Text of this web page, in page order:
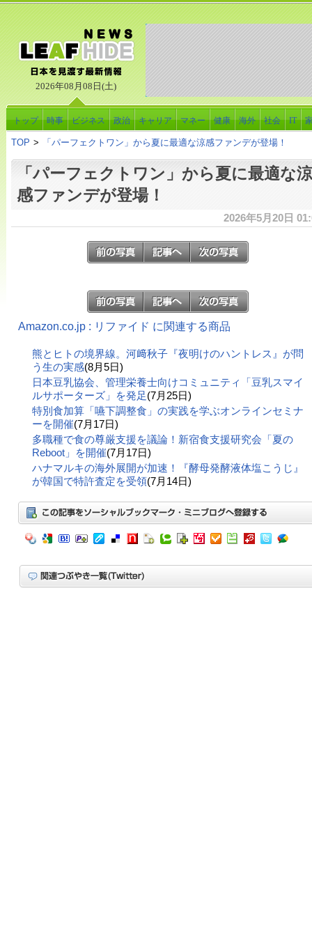
2026年08月08日(土)
トップ 時事 ビジネス 政治 キャリア マネー 健康 海外 社会 IT
TOP > 「パーフェクトワン」から夏に最適な涼感ファンデが登場！
「パーフェクトワン」から夏に最適な涼
感ファンデが登場！
2026年5月20日
Amazon.co.jp : リファイド に関連する商品
熊とヒトの境界線。河﨑秋子『夜明けのハントレス』が問
う生の実感(8月5日)
日本豆乳協会、管理栄養士向けコミュニティ「豆乳スマイ
ルサポーターズ」を発足(7月25日)
特別食加算「嚥下調整食」の実践を学ぶオンラインセミナ
ーを開催(7月17日)
多職種で食の尊厳支援を議論！新宿食支援研究会「夏の
Reboot」を開催(7月17日)
ハナマルキの海外展開が加速！『酵母発酵液体塩こうじ』
が韓国で特許査定を受領(7月14日)